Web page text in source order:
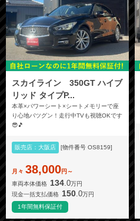
スカイライン 350GT ハイブ
リッド タイプP...
本革×パワーシート×シートメモリーで座
り心地バツグン！走行中TVも視聴OKです
😎🎵
販売店：大阪店 [物件番号 OS8159]
月々 38,000円～
車両本体価格 134 .0万円
現金一括支払価格 150.0万円
1年間無料保証付